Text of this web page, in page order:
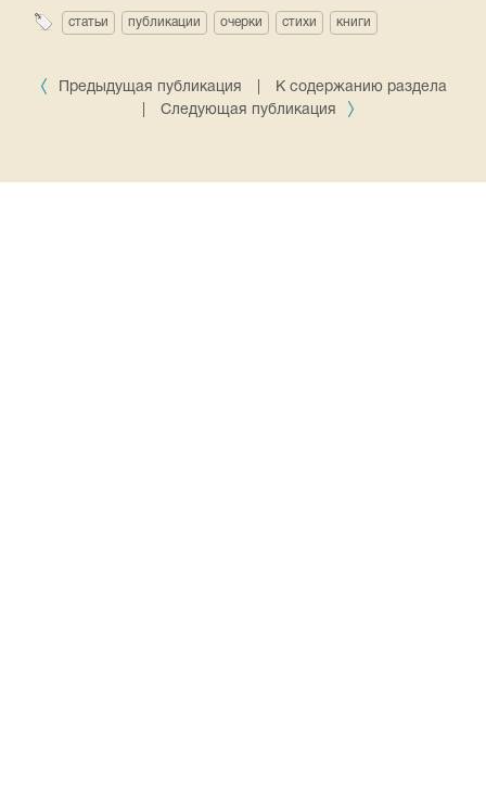
статьи публикации очерки стихи книги
Предыдущая публикация
К содержанию раздела
Следующая публикация